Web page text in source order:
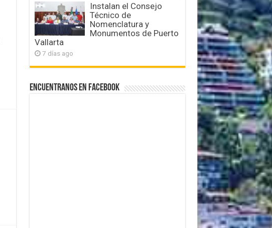
Instalan el Consejo
Técnico de
Nomenclatura y
Monumentos de Puerto
Vallarta
7 días ago
Encuentranos en Facebook